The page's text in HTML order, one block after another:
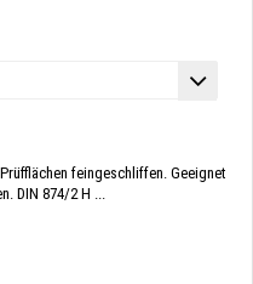
feingeschliffen. Geeignet
DIN 874/2 H ...